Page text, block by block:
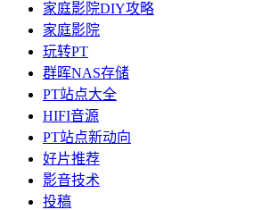
家庭影院DIY攻略
家庭影院
玩转PT
群晖NAS存储
PT站点大全
HIFI音源
PT站点新动向
好片推荐
影音技术
投稿